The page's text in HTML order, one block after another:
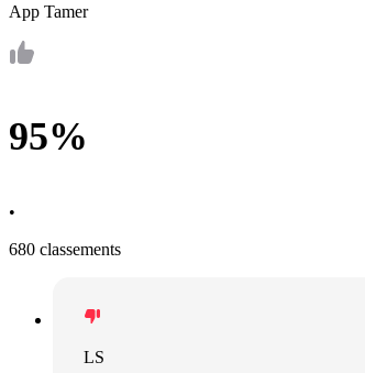
App Tamer
95%
•
680 classements
LS